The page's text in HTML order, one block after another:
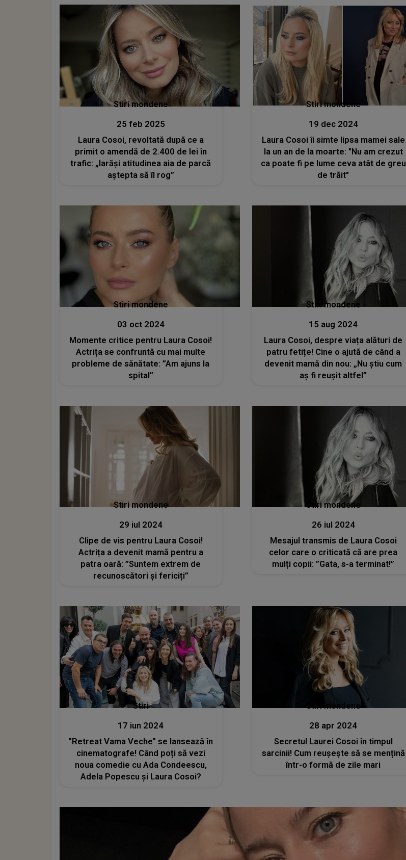
Stiri mondene
25 feb 2025
Laura Cosoi, revoltată după ce a
primit o amendă de 2.400 de lei în
trafic: „Iarăși atitudinea aia de parcă
aștepta să îl rog”
Stiri mondene
19 dec 2024
Laura Cosoi îi simte lipsa mamei sale
la un an de la moarte: "Nu am crezut
ca poate fi pe lume ceva atât de greu
de trăit"
Stiri mondene
03 oct 2024
Momente critice pentru Laura Cosoi!
Actrița se confruntă cu mai multe
probleme de sănătate: ”Am ajuns la
spital”
Stiri mondene
15 aug 2024
Laura Cosoi, despre viața alături de
patru fetițe! Cine o ajută de când a
devenit mamă din nou: „Nu știu cum
aș fi reușit altfel”
Stiri mondene
29 iul 2024
Clipe de vis pentru Laura Cosoi!
Actrița a devenit mamă pentru a
patra oară: ”Suntem extrem de
recunoscători și fericiți”
Stiri mondene
26 iul 2024
Mesajul transmis de Laura Cosoi
celor care o criticată că are prea
mulți copii: ”Gata, s-a terminat!”
Stiri
17 iun 2024
"Retreat Vama Veche" se lansează în
cinematografe! Când poți să vezi
noua comedie cu Ada Condeescu,
Adela Popescu şi Laura Cosoi?
Stiri mondene
28 apr 2024
Secretul Laurei Cosoi în timpul
sarcinii! Cum reușește să se mențină
într-o formă de zile mari